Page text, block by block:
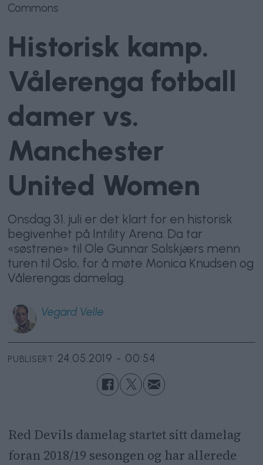
Commons
Historisk kamp.
Vålerenga fotball
damer vs.
Manchester
United Women
Onsdag 31. juli er det klart for en historisk
begivenhet på Intility Arena. Da tar
«søstrene» til Ole Gunnar Solskjærs menn
turen til Oslo, for å møte Monica Knudsen og
Vålerengas damelag.
Vegard Velle
PUBLISERT 24.05.2019 - 00:54
Red Devils damelag startet sitt damelag
foran 2018/19 sesongen og har allerede